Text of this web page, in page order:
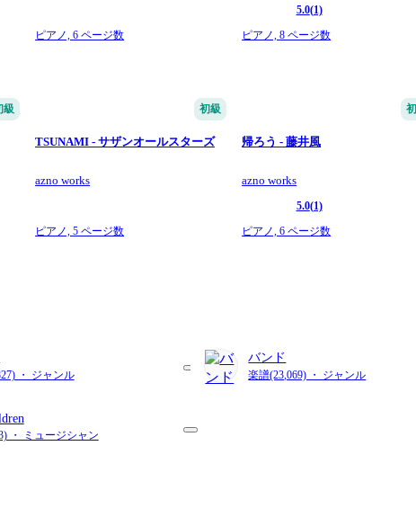
ピアノ,6 ページ数
5.0(1)
ピアノ,8 ページ数
級 初級
TSUNAMI - サザンオールスターズ
azno works
ピアノ,5 ページ数
帰ろう - 藤井風
azno works
5.0(1)
ピアノ,6 ページ数
・ ジャンル
バンド
楽譜(23,069) ・ ジャンル
・ ミュージシャン